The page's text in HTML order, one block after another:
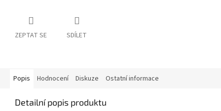
ZEPTAT SE SDÍLET
Popis Hodnocení Diskuze Ostatní informace
Detailní popis produktu